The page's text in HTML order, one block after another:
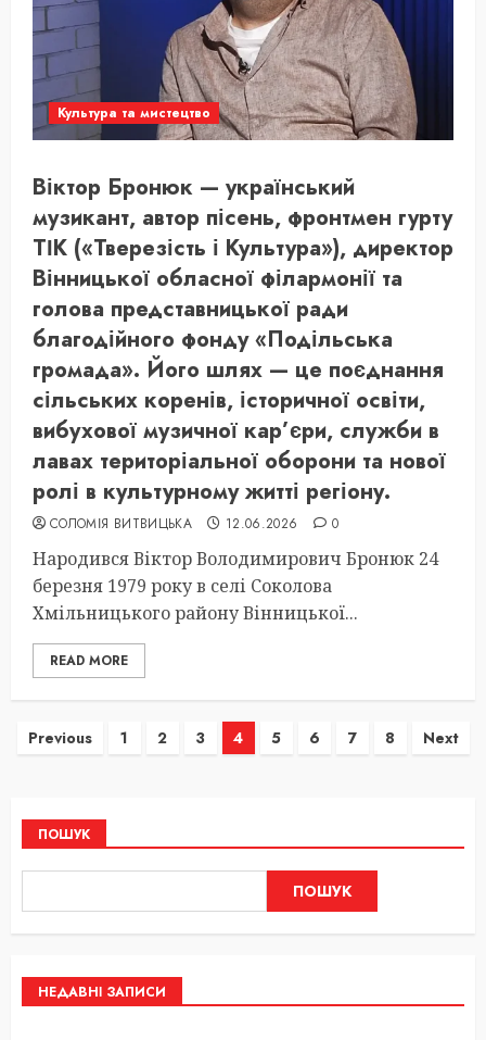
Культура та мистецтво
Віктор Бронюк — український
музикант, автор пісень, фронтмен гурту
ТІК («Тверезість і Культура»), директор
Вінницької обласної філармонії та
голова представницької ради
благодійного фонду «Подільська
громада». Його шлях — це поєднання
сільських коренів, історичної освіти,
вибухової музичної кар’єри, служби в
лавах територіальної оборони та нової
ролі в культурному житті регіону.
СОЛОМІЯ ВИТВИЦЬКА 12.06.2026 0
Народився Віктор Володимирович Бронюк 24
березня 1979 року в селі Соколова
Хмільницького району Вінницької...
READ MORE
Пагінація
Previous 1 2 3 4 5 6 7 8 Next
ПОШУК
ПОШУК
НЕДАВНІ ЗАПИСИ